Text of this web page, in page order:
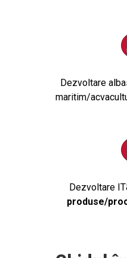
Dezvoltare
maritim/
Dezvoltare
produse/